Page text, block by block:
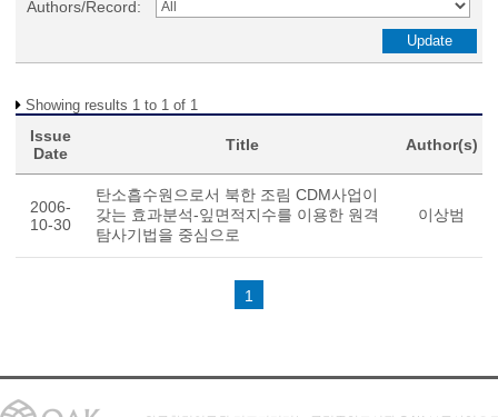
Authors/Record:
Showing results 1 to 1 of 1
Issue
Date
Title Author(s)
2006-
10-30
탄소흡수원으로서 북한 조림 CDM사업이
갖는 효과분석-잎면적지수를 이용한 원격
탐사기법을 중심으로
이상범
1